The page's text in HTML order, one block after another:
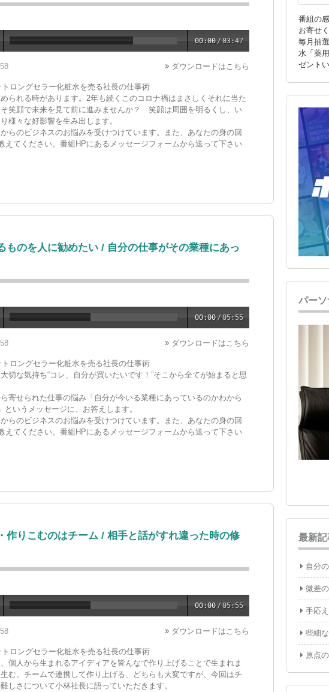
00:00 /03:47
ダウンロードはこちら
ロングセラー化粧水を売る社長の仕事術
られる時があります。2年も続くこのコロナ禍はまさしくそれに当た
そ笑顔で未来を見て前に進みませんか？ 笑顔は周囲を明るくし、い
様々な好影響を生み出します。
らのビジネスのお悩みを受けつけています。また、あなたの身の回
えてください。番組HPにあるメッセージフォームから送って下さい
ものを人に勧めたい / 自分の仕事がその業種にあっ
00:00 /05:55
ダウンロードはこちら
ロングセラー化粧水を売る社長の仕事術
切な気持ち“コレ、自分が買いたいです！”そこから全てが始まると思
寄せられた仕事の悩み「自分が今いる業種にあっているのかわから
いうメッセージに、お答えします。
らのビジネスのお悩みを受けつけています。また、あなたの身の回
えてください。番組HPにあるメッセージフォームから送って下さい
作りこむのはチーム / 相手と話がすれ違った時の修
00:00 /05:55
ダウンロードはこちら
ロングセラー化粧水を売る社長の仕事術
個人から生まれるアイディアを皆んなで作り上げることで生まれま
む、チームで連携して作り上げる、どちらも大変ですが、今回はチ
しさについて小林社長に語っていただきます。
番組の
お寄せ
毎月抽
水「薬
ゼント
パーソ
最新記
自分
微差
手応
些細
原点